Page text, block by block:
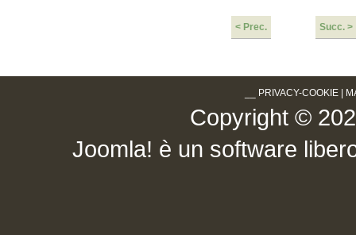
< Prec. Succ. >
PRIVACY-COOKIE
Copyright ©
Joomla! è un software